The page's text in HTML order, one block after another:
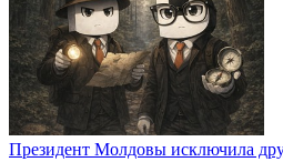
Президент Молдовы исключила